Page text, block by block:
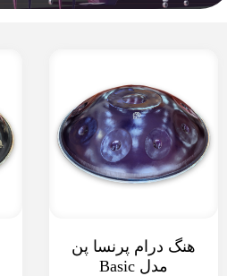
هنگ درام پرنسا پن
مدل Basic